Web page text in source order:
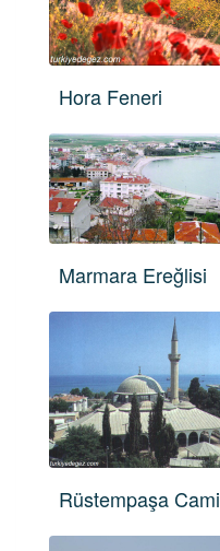
Hora Feneri
Marmara Ereğlisi
Rüstempaşa Cami